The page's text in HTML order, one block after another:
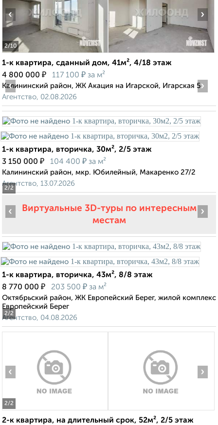
2/10
‹ ›
1-к квартира, сданный дом, 41м², 4/18 этаж
4 800 000 ₽ 117 100 ₽ за м²
Калининский район, ЖК Акация на Игарской, Игарская 5
Агентство, 02.08.2026
2/2
‹ ›
1-к квартира, вторичка, 30м², 2/5 этаж
3 150 000 ₽ 104 400 ₽ за м²
Калининский район, мкр. Юбилейный, Макаренко 27/2
Агентство, 13.07.2026
Виртуальные 3D-туры по интересным
местам
2/2
‹ ›
1-к квартира, вторичка, 43м², 8/8 этаж
8 770 000 ₽ 203 500 ₽ за м²
Октябрьский район, ЖК Европейский Берег, жилой комплекс
Европейский Берег
Агентство, 04.08.2026
2/2
‹ ›
2-к квартира, на длительный срок, 52м², 2/5 этаж